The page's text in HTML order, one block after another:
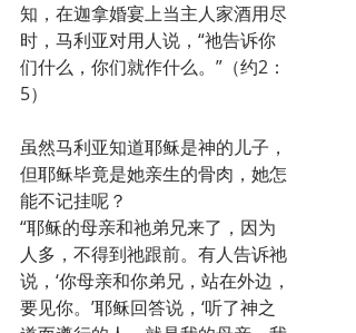
知，在迦拿婚宴上当主人家酒用尽
时，马利亚对用人说，“祂告诉你
们什么，你们就作什么。”（约2：
5）
虽然马利亚知道耶稣是神的儿子，
但耶稣毕竟是她亲生的骨肉，她怎
能不记挂呢？
“耶稣的母亲和祂弟兄来了，因为
人多，不得到祂跟前。有人告诉祂
说，‘你母亲和你弟兄，站在外边，
要见你。’耶稣回答说，‘听了神之